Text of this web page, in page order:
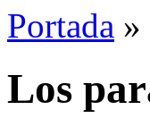
Portada »
Los